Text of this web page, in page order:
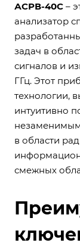
АСРВ-40С –
анализатор
задач в
сигналов и
ГГц. Этот
технологии,
интуитивно
в области
смежных